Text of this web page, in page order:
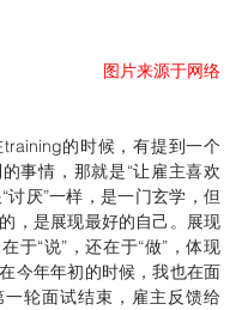
图片来源于网络
training的时候，有提到一个
事情，那就是“让雇主喜欢
“讨厌”一样，是一门玄学，但
，是展现最好的自己。展现
于“说”，还在于“做”，体现
今年年初的时候，我也在面
轮面试结束，雇主反馈给